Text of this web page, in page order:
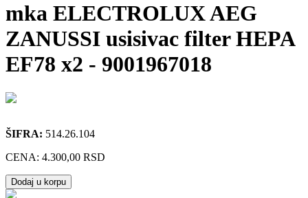
mka ELECTROLUX AEG
ZANUSSI usisivac filter HEPA
EF78 x2 - 9001967018
ŠIFRA: 514.26.104
CENA: 4.300,00 RSD
Dodaj u korpu